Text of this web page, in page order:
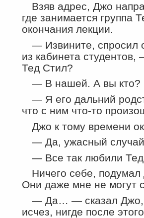
Взяв адрес, Джо
где занимается группа
окончания лекции.
— Извините, спросил
из кабинета
Тед Стил?
— В нашей. А вы кто?
— Я его дальний
что с ним что-то
Джо к тому времени
— Да, ужасный
— Все так любили
Ничего себе,
Они даже мне не могут
— Да… — сказал Джо,
исчез, нигде после